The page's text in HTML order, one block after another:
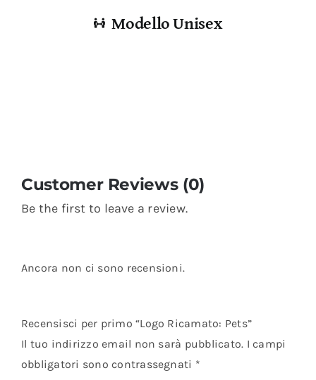
Modello Unisex
Customer Reviews (0)
Be the first to leave a review.
Ancora non ci sono recensioni.
Recensisci per primo “Logo Ricamato: Pets”
Il tuo indirizzo email non sarà pubblicato. I campi
obbligatori sono contrassegnati *